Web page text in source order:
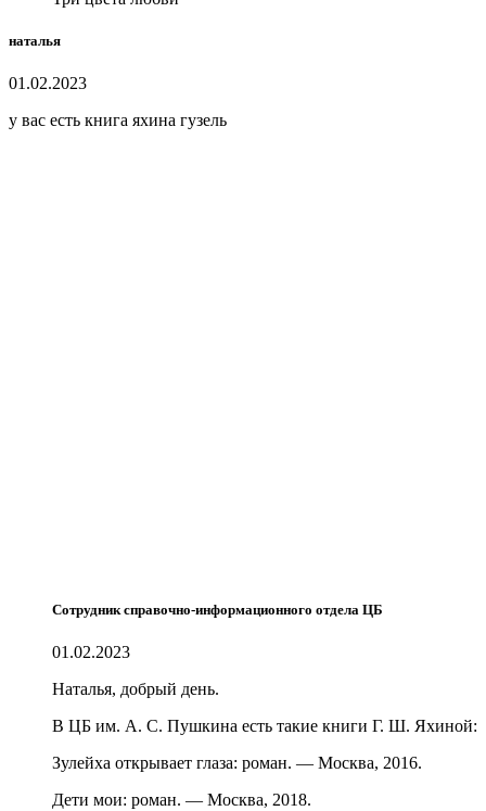
наталья
01.02.2023
у вас есть книга яхина гузель
Сотрудник справочно-информационного отдела ЦБ
01.02.2023
Наталья, добрый день.
В ЦБ им. А. С. Пушкина есть такие книги Г. Ш. Яхиной:
Зулейха открывает глаза: роман. — Москва, 2016.
Дети мои: роман. — Москва, 2018.